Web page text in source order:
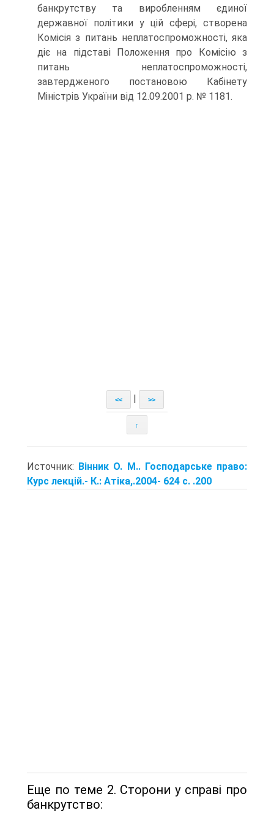
банкрутству та виробленням єдиної
державної політики у цій сфері, створена
Комісія з питань неплатоспроможності, яка
діє на підставі Положення про Комісію з
питань неплатоспроможності,
завтердженого постановою Кабінету
Міністрів України від 12.09.2001 р. № 1181.
<< >>
↑
Источник: Вінник О. М.. Господарське право:
Курс лекцій.- К.: Атіка,.2004- 624 с. .200
Еще по теме 2. Сторони у справі про
банкрутство: